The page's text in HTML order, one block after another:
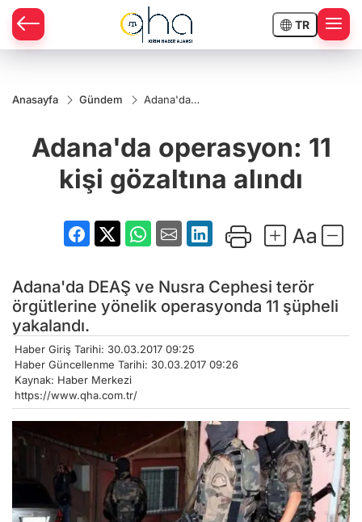
TR
Anasayfa Gündem
Adana'da
alındı
Adana'da operasyon: 11
kişi gözaltına alındı
Adana'da DEAŞ ve Nusra Cephesi terör
örgütlerine yönelik operasyonda 11 şüpheli
yakalandı.
Haber Giriş Tarihi: 30.03.2017 09:25
Haber Güncellenme Tarihi: 30.03.2017 09:26
Kaynak: Haber Merkezi
https://www.qha.com.tr/